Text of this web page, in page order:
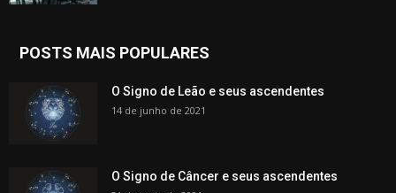
POSTS MAIS POPULARES
O Signo de Leão e seus ascendentes
14 de junho de 2021
O Signo de Câncer e seus ascendentes